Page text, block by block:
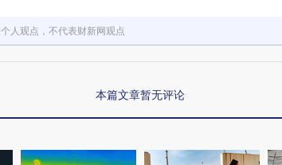
人观点，不代表财新网观点
本篇文章暂无评论